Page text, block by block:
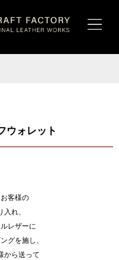
ウォレット
客様の
れ、
レザーに
グを施し、
から送って